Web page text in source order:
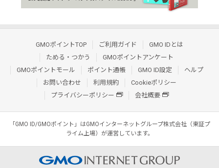
GMOポイントTOP ご利用ガイド
GMO IDとは
ためる・つかう
GMOポイントアンケート
GMOポイントモール
ポイント通帳 GMO ID設定
ヘルプ
お問い合わせ
利用規約
Cookieポリシー
プライバシーポリシー
会社概要
「GMO ID/GMOポイント」はGMOインターネットグループ株式会社（東証プ
ライム上場）が運営しています。